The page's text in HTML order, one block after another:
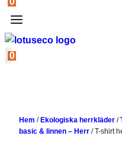
0
Hem / Ekologiska herrkläder /
basic & linnen – Herr /T-shirt